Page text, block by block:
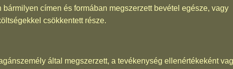
címen és formában megszerzett bevétel egésze, vagy
csökkentett része.
által megszerzett, a tevékenység ellenértékeként